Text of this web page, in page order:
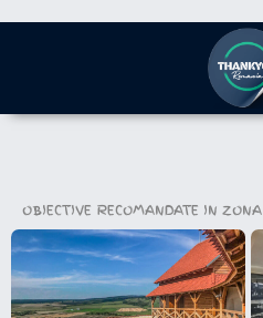
OBIECTIVE RECOMANDATE IN ZONA